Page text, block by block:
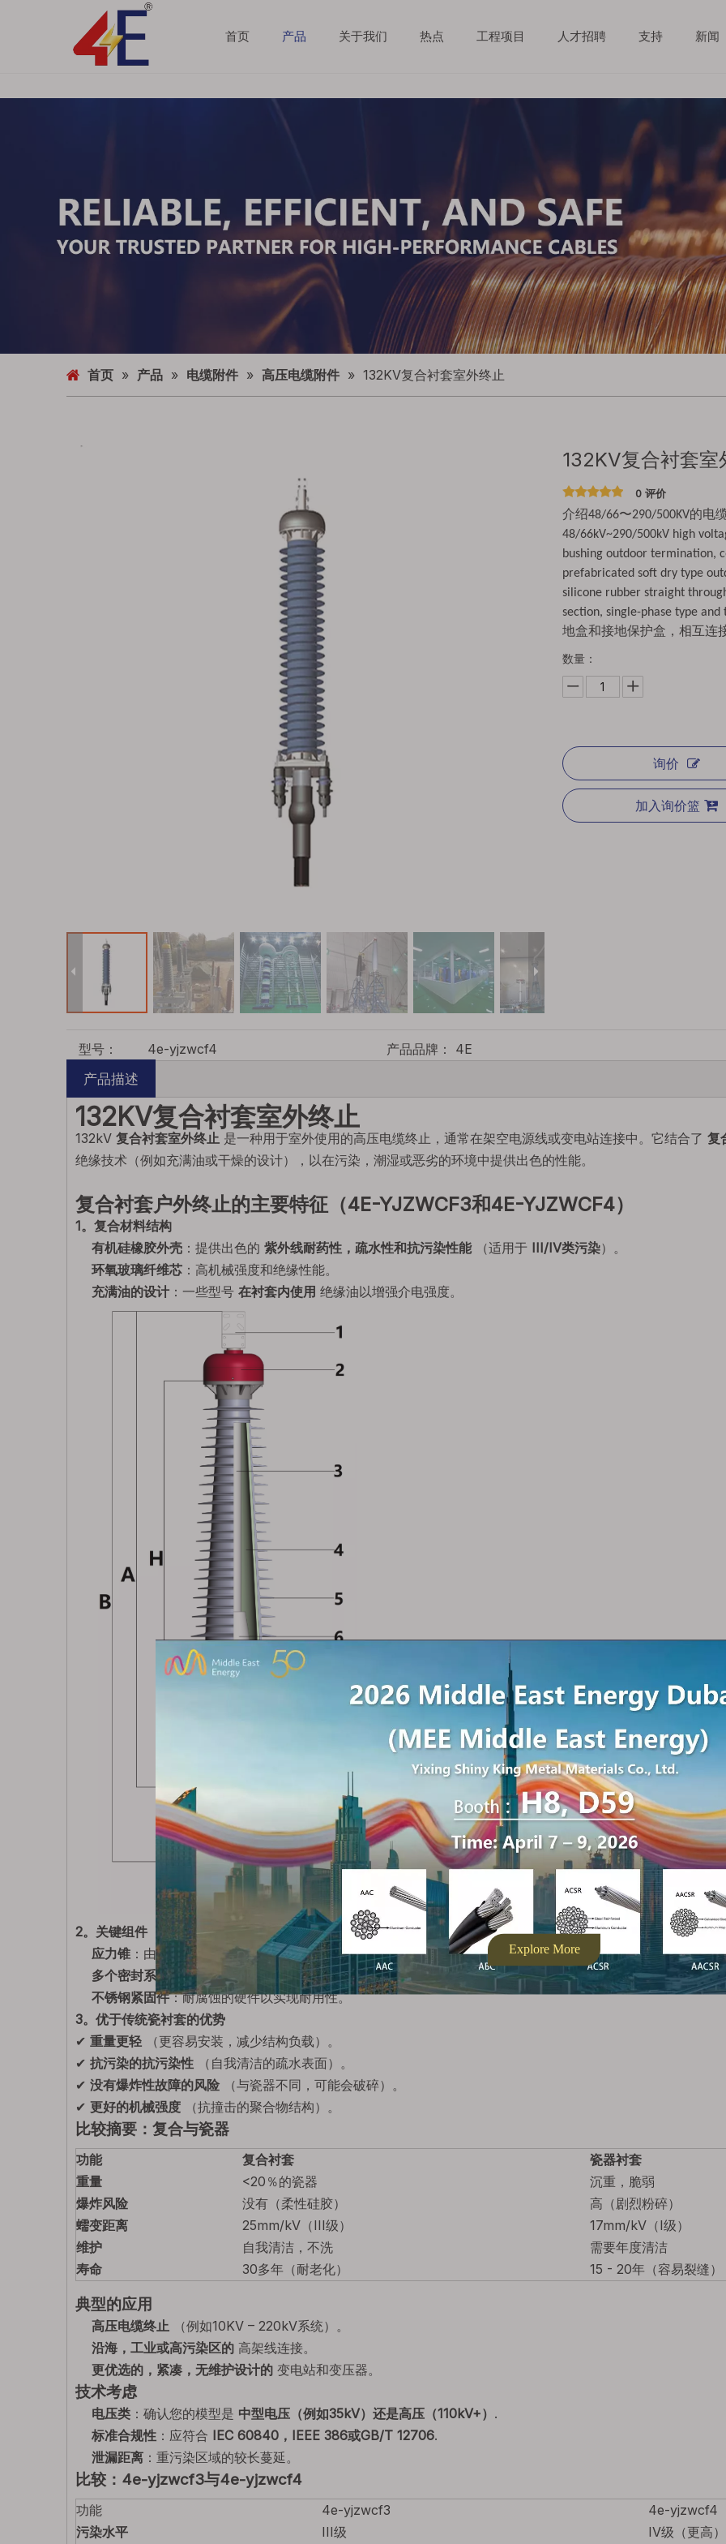
首页 产品 关于我们 热点 工程项目 人才招聘 支持 新闻
首页 » 产品 » 电缆附件 » 高压电缆附件 » 132KV复合衬套室外终止
132KV复合衬套室
0 评价
介绍48/66〜290/500KV的电
48/66kV~290/500kV high
bushing outdoor termination,
prefabricated soft dry type
silicone rubber straight
section, single-phase type
地盒和接地保护盒，相互连
数量：
询价
加入询价篮
型号： 4e-yjzwcf4 产品品牌：
4E
产品描述
132KV复合衬套室外终止
132kV 复合衬套室外终止 是一种用于室外使用的高压电缆终止，通常在架空电源线或变电站连接中。它结合了 复
绝缘技术（例如充满油或干燥的设计），以在污染，潮湿或恶劣的环境中提供出色的性能。
复合衬套户外终止的主要特征（4E-YJZWCF3和4E-YJZWCF4）
1。复合材料结构
有机硅橡胶外壳 ：提供出色的 紫外线耐药性，疏水性和抗污染性能（适用于 III/IV类污染）。
环氧玻璃纤维芯 ：高机械强度和绝缘性能。
充满油的设计 ：一些型号 在衬套内使用 绝缘油以增强介电强度。
2。关键组件
应力锥 ：由 进口液体硅橡胶（LSR）制成，确保电场分布和长期弹性。
多个密封系统 ：使用NBR/硅胶密封防止水分入口和漏油
不锈钢紧固件：耐腐蚀的硬件以实现耐用性。
3。优于传统瓷衬套的优势
✔ 重量更轻 （更容易安装，减少结构负载）。
✔ 抗污染的抗污染性 （自我清洁的疏水表面）。
✔ 没有爆炸性故障的风险 （与瓷器不同，可能会破碎）。
✔ 更好的机械强度 （抗撞击的聚合物结构）。
比较摘要：复合与瓷器
功能 复合衬套
瓷器衬套
重量
<20％的瓷器
沉重，脆弱
爆炸风险
没有（柔性硅胶）
高（剧烈粉碎）
蠕变距离
25mm/kV（III级）
17mm/kV（I级）
维护
自我清洁，不洗
需要年度清洁
寿命
30多年（耐老化） 15 - 20年（容易裂缝）
典型的应用
高压电缆终止 （例如10KV – 220kV系统）。
沿海，工业或高污染区的 高架线连接。
更优选的，紧凑，无维护设计的 变电站和变压器。
技术考虑
电压类 ：确认您的模型是 中型电压（例如35kV）还是高压（110kV+） .
标准合规性 ：应符合 IEC 60840，IEEE 386或GB/T 12706.
泄漏距离 ：重污染区域的较长蔓延。
比较：4e-yjzwcf3与4e-yjzwcf4
功能 4e-yjzwcf3
4e-yjzwcf4
污染水平
III级 IV级（更高）